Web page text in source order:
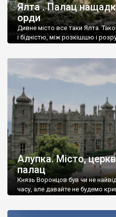
Ялта . Палац
орди
Дивне місто все таки Ялта.
і бідністю, між розкішшю і
Алупка. Місто,
палац
Князь Воронцов був чи не
часу, але давайте не будемо